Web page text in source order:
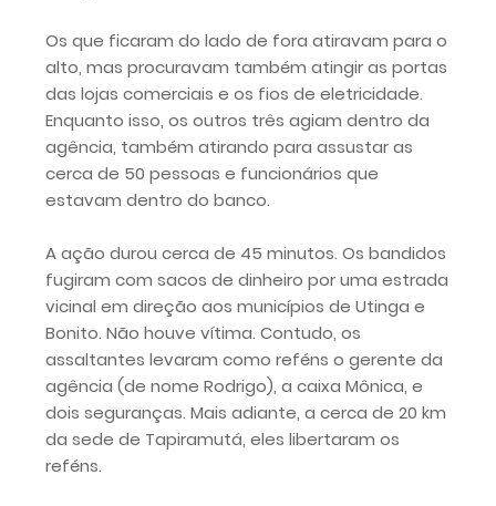
Os que ficaram do lado de fora atiravam para o
alto, mas procuravam também atingir as portas
das lojas comerciais e os fios de eletricidade.
Enquanto isso, os outros três agiam dentro da
agência, também atirando para assustar as
cerca de 50 pessoas e funcionários que
estavam dentro do banco.
A ação durou cerca de 45 minutos. Os bandidos
fugiram com sacos de dinheiro por uma estrada
vicinal em direção aos municípios de Utinga e
Bonito. Não houve vítima. Contudo, os
assaltantes levaram como reféns o gerente da
agência (de nome Rodrigo), a caixa Mônica, e
dois seguranças. Mais adiante, a cerca de 20 km
da sede de Tapiramutá, eles libertaram os
reféns.